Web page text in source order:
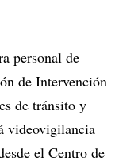
personal de
de Intervención
de tránsito y
videovigilancia
el Centro de